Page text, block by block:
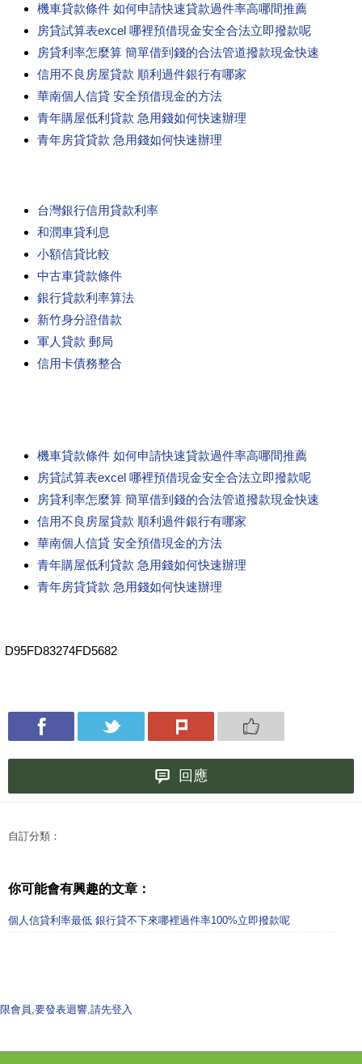
機車貸款條件 如何申請快速貸款過件率高哪間推薦
房貸試算表excel 哪裡預借現金安全合法立即撥款呢
房貸利率怎麼算 簡單借到錢的合法管道撥款現金快速
信用不良房屋貸款 順利過件銀行有哪家
華南個人信貸 安全預借現金的方法
青年購屋低利貸款 急用錢如何快速辦理
青年房貸貸款 急用錢如何快速辦理
台灣銀行信用貸款利率
和潤車貸利息
小額信貸比較
中古車貸款條件
銀行貸款利率算法
新竹身分證借款
軍人貸款 郵局
信用卡債務整合
機車貸款條件 如何申請快速貸款過件率高哪間推薦
房貸試算表excel 哪裡預借現金安全合法立即撥款呢
房貸利率怎麼算 簡單借到錢的合法管道撥款現金快速
信用不良房屋貸款 順利過件銀行有哪家
華南個人信貸 安全預借現金的方法
青年購屋低利貸款 急用錢如何快速辦理
青年房貸貸款 急用錢如何快速辦理
D95FD83274FD5682
回應
自訂分類：
你可能會有興趣的文章：
個人信貸利率最低 銀行貸不下來哪裡過件率100%立即撥款呢
限會員,要發表迴響,請先登入